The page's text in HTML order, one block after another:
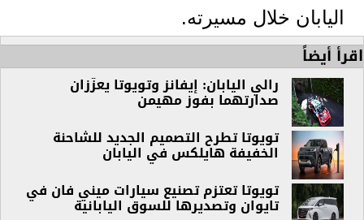
اليابان خلال مسيرته.
اقرأ أيضاً
رالي اليابان: إيفانز وتويوتا يعزّزان
صدارتهما بفوزمهيمن
تويوتا تطرح التصميم الجديد للشاحنة
الخفيفة هايلكس في اليابان
تويوتا تعتزم تصنيع سيارات ميني فان في
تايوان وتصديرها للسوق اليابانية